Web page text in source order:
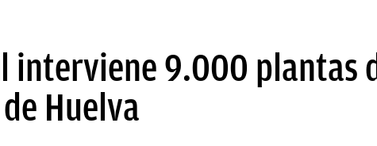
interviene 9.000 plantas
Huelva